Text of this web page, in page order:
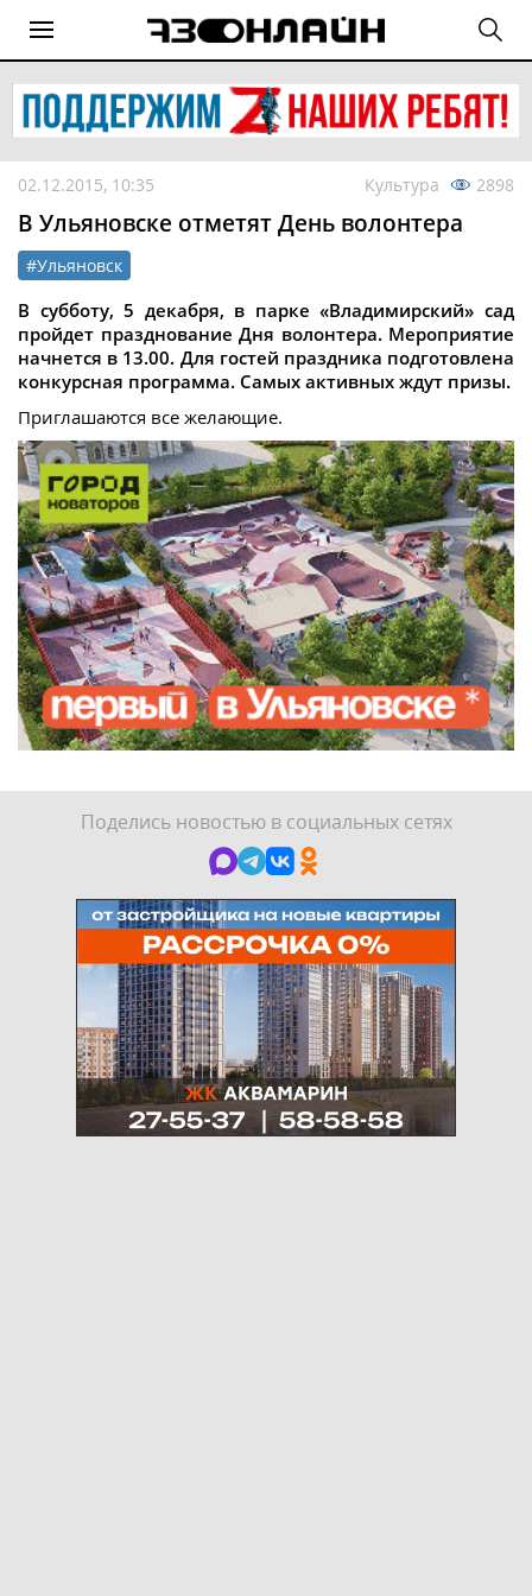
02.12.2015, 10:35 Культура 2898
В Ульяновске отметят День волонтера
#Ульяновск
В субботу, 5 декабря, в парке «Владимирский» сад
пройдет празднование Дня волонтера. Мероприятие
начнется в 13.00. Для гостей праздника подготовлена
конкурсная программа. Самых активных ждут призы.
Приглашаются все желающие.
Поделись новостью в социальных сетях